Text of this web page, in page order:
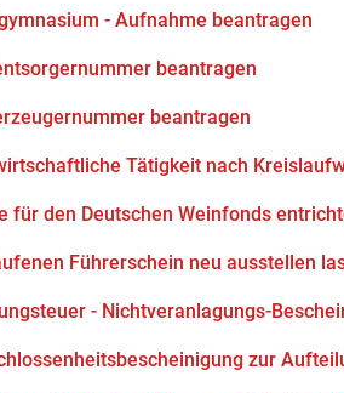
- Aufnahme beantragen
beantragen
beantragen
Tätigkeit nach
für den Deutschen Weinfonds
Führerschein neu ausstellen
- Nichtveranlagungs-
zur